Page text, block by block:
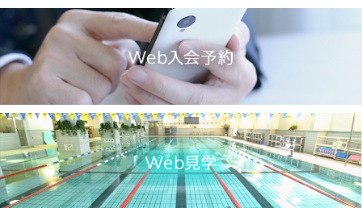
2024.10(18)
2024.09(15)
2024.08(21)
2024.07(20)
2024.06(29)
2024.05(22)
2024.04(20)
2024.03(16)